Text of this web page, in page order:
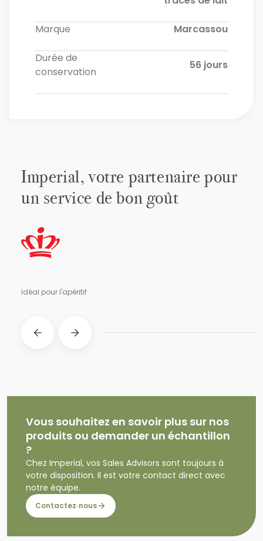
Marque Marcassou
Durée de
conservation
56 jours
Imperial, votre partenaire pour
un service de bon goût
Idéal pour l'apéritif
Vous souhaitez en savoir plus sur nos
produits ou demander un échantillon
?
Chez Imperial, vos Sales Advisors sont toujours à
votre disposition. Il est votre contact direct avec
notre équipe.
Contactez‑nous